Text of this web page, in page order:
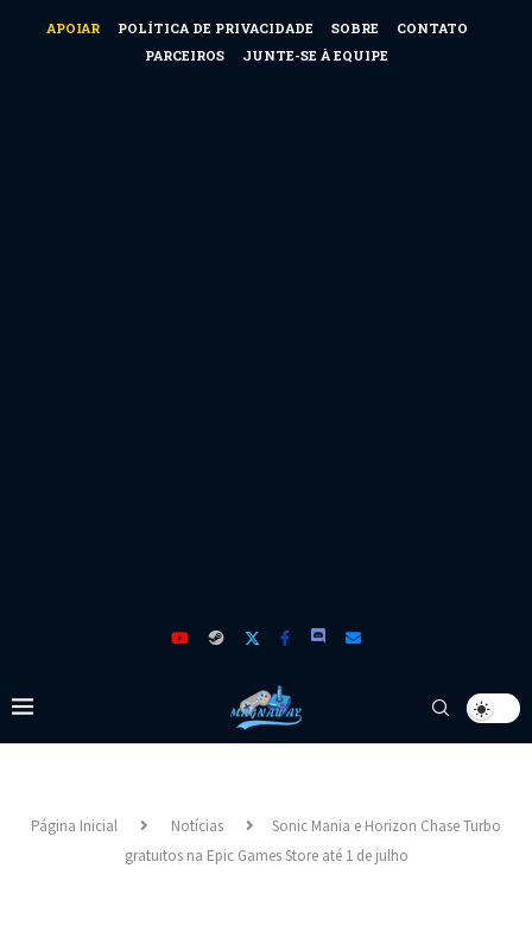
APOIAR POLÍTICA DE PRIVACIDADE SOBRE
CONTATO
PARCEIROS
JUNTE-SE À EQUIPE
Página Inicial Notícias
Sonic Mania e Horizon Chase Turbo
gratuitos na Epic Games Store até 1 de julho